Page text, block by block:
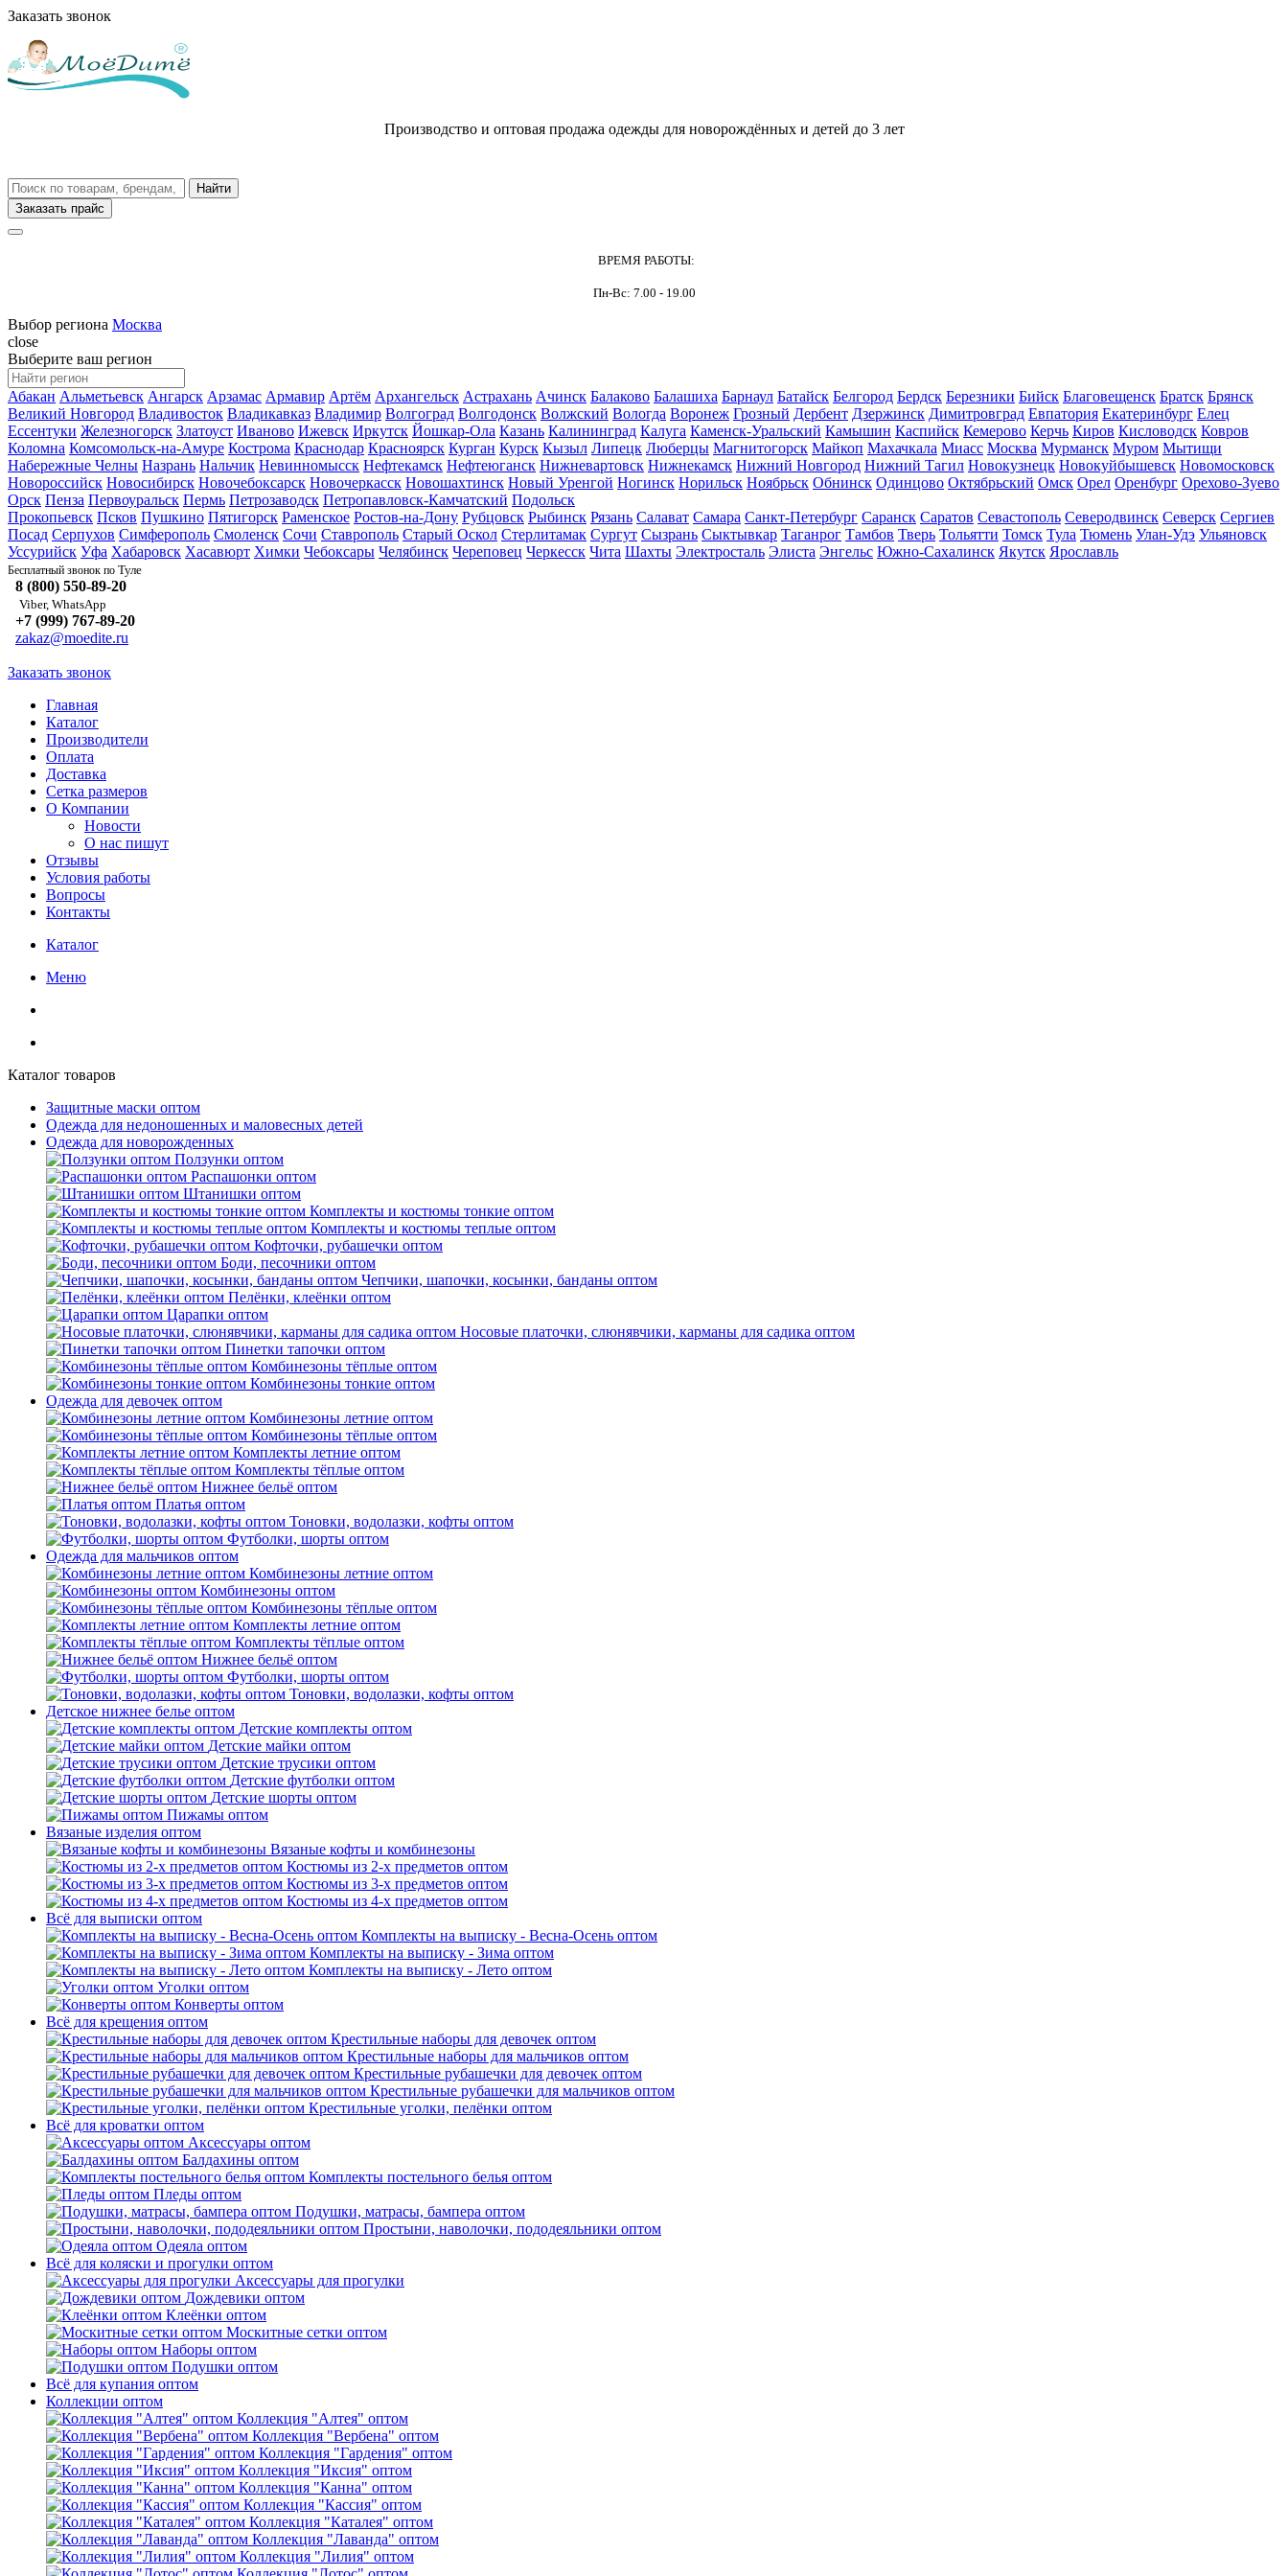
Заказать звонок
Производство и оптовая продажа одежды для новорождённых и детей до 3 лет
Заказать прайс
ВРЕМЯ РАБОТЫ:
Пн-Вс: 7.00 - 19.00
Выбор региона Москва
close
Выберите ваш регион
Абакан Альметьевск Ангарск Арзамас Армавир Артём Архангельск Астрахань Ачинск Балаково Балашиха Барнаул Батайск Белгород Бердск Березники Бийск Благовещенск Братск Брянск
Великий Новгород Владивосток Владикавказ Владимир Волгоград Волгодонск Волжский Вологда Воронеж Грозный Дербент Дзержинск Димитровград Евпатория Екатеринбург Елец
Ессентуки Железногорск Златоуст Иваново Ижевск Иркутск Йошкар-Ола Казань Калининград Калуга Каменск-Уральский Камышин Каспийск Кемерово Керчь Киров Кисловодск Ковров
Коломна Комсомольск-на-Амуре Кострома Краснодар Красноярск Курган Курск Кызыл Липецк Люберцы Магнитогорск Майкоп Махачкала Миасс Москва Мурманск Муром Мытищи
Набережные Челны Назрань Нальчик Невинномысск Нефтекамск Нефтеюганск Нижневартовск Нижнекамск Нижний Новгород Нижний Тагил Новокузнецк Новокуйбышевск Новомосковск
Новороссийск Новосибирск Новочебоксарск Новочеркасск Новошахтинск Новый Уренгой Ногинск Норильск Ноябрьск Обнинск Одинцово Октябрьский Омск Орел Оренбург Орехово-Зуево
Орск Пенза Первоуральск Пермь Петрозаводск Петропавловск-Камчатский Подольск
Прокопьевск Псков Пушкино Пятигорск Раменское Ростов-на-Дону Рубцовск Рыбинск Рязань Салават Самара Санкт-Петербург Саранск Саратов Севастополь Северодвинск Северск Сергиев
Посад Серпухов Симферополь Смоленск Сочи Ставрополь Старый Оскол Стерлитамак Сургут Сызрань Сыктывкар Таганрог Тамбов Тверь Тольятти Томск Тула Тюмень Улан-Удэ Ульяновск
Уссурийск Уфа Хабаровск Хасавюрт Химки Чебоксары Челябинск Череповец Черкесск Чита Шахты Электросталь Элиста Энгельс Южно-Сахалинск Якутск Ярославль
Бесплатный звонок по Туле
8 (800) 550-89-20
Viber, WhatsApp
+7 (999) 767-89-20
zakaz@moedite.ru
Заказать звонок
Главная
Каталог
Производители
Оплата
Доставка
Сетка размеров
О Компании
Новости
О нас пишут
Отзывы
Условия работы
Вопросы
Контакты
Каталог
Меню
Каталог товаров
Защитные маски оптом
Одежда для недоношенных и маловесных детей
Одежда для новорожденных
Ползунки оптом
Распашонки оптом
Штанишки оптом
Комплекты и костюмы тонкие оптом
Комплекты и костюмы теплые оптом
Кофточки, рубашечки оптом
Боди, песочники оптом
Чепчики, шапочки, косынки, банданы оптом
Пелёнки, клеёнки оптом
Царапки оптом
Носовые платочки, слюнявчики, карманы для садика оптом
Пинетки тапочки оптом
Комбинезоны тёплые оптом
Комбинезоны тонкие оптом
Одежда для девочек оптом
Комбинезоны летние оптом
Комбинезоны тёплые оптом
Комплекты летние оптом
Комплекты тёплые оптом
Нижнее бельё оптом
Платья оптом
Тоновки, водолазки, кофты оптом
Футболки, шорты оптом
Одежда для мальчиков оптом
Комбинезоны летние оптом
Комбинезоны оптом
Комбинезоны тёплые оптом
Комплекты летние оптом
Комплекты тёплые оптом
Нижнее бельё оптом
Футболки, шорты оптом
Тоновки, водолазки, кофты оптом
Детское нижнее белье оптом
Детские комплекты оптом
Детские майки оптом
Детские трусики оптом
Детские футболки оптом
Детские шорты оптом
Пижамы оптом
Вязаные изделия оптом
Вязаные кофты и комбинезоны
Костюмы из 2-х предметов оптом
Костюмы из 3-х предметов оптом
Костюмы из 4-х предметов оптом
Всё для выписки оптом
Комплекты на выписку - Весна-Осень оптом
Комплекты на выписку - Зима оптом
Комплекты на выписку - Лето оптом
Уголки оптом
Конверты оптом
Всё для крещения оптом
Крестильные наборы для девочек оптом
Крестильные наборы для мальчиков оптом
Крестильные рубашечки для девочек оптом
Крестильные рубашечки для мальчиков оптом
Крестильные уголки, пелёнки оптом
Всё для кроватки оптом
Аксессуары оптом
Балдахины оптом
Комплекты постельного белья оптом
Пледы оптом
Подушки, матрасы, бампера оптом
Простыни, наволочки, пододеяльники оптом
Одеяла оптом
Всё для коляски и прогулки оптом
Аксессуары для прогулки
Дождевики оптом
Клеёнки оптом
Москитные сетки оптом
Наборы оптом
Подушки оптом
Всё для купания оптом
Коллекции оптом
Коллекция "Алтея" оптом
Коллекция "Вербена" оптом
Коллекция "Гардения" оптом
Коллекция "Иксия" оптом
Коллекция "Канна" оптом
Коллекция "Кассия" оптом
Коллекция "Каталея" оптом
Коллекция "Лаванда" оптом
Коллекция "Лилия" оптом